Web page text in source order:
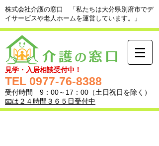
​株式会社介護の窓口 「私たちは大分県別府市でデ
イサービスや老人ホームを運営しています。」
見学・入居相談受付中！
TEL 0977-76-8388
受付時間 9：00～17：00（土日祝日を除く）
​📧は２４時間３６５日受付中